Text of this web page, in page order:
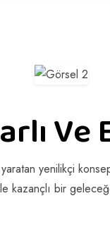
yenilikçi
kazançlı bir